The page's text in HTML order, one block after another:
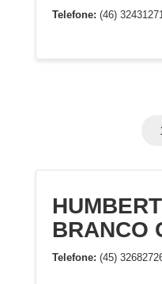
Telefone: (46)
BRANCO
Telefone: (45)